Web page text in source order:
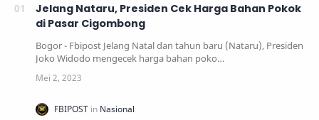
Jelang Nataru, Presiden Cek Harga Bahan Pokok
di Pasar Cigombong
Bogor - Fbipost Jelang Natal dan tahun baru (Nataru), Presiden
Joko Widodo mengecek harga bahan poko…